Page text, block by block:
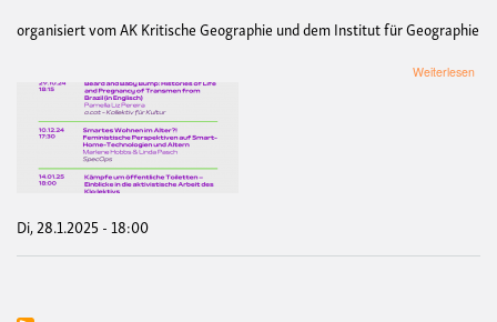
organisiert vom AK Kritische Geographie und dem Institut für Geographie
Weiterlesen
Di, 28.1.2025 - 18:00